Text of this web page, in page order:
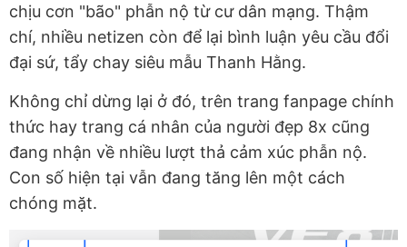
chịu cơn "bão" phẫn nộ từ cư dân mạng. Thậm
chí, nhiều netizen còn để lại bình luận yêu cầu đổi
đại sứ, tẩy chay siêu mẫu Thanh Hằng.
Không chỉ dừng lại ở đó, trên trang fanpage chính
thức hay trang cá nhân của người đẹp 8x cũng
đang nhận về nhiều lượt thả cảm xúc phẫn nộ.
Con số hiện tại vẫn đang tăng lên một cách
chóng mặt.